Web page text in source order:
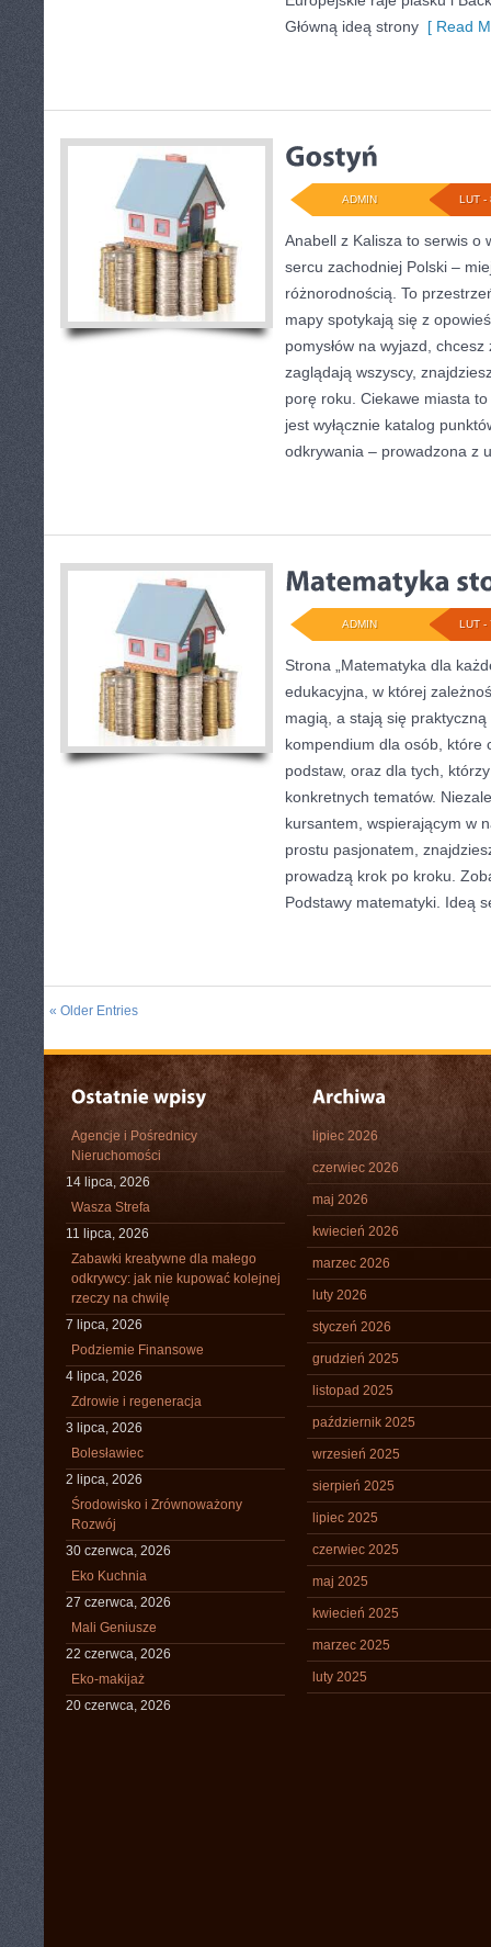
Główną ideą strony [ Read
LUT -
ADMIN
Anabell z Kalisza to serwis o
sercu zachodniej Polski –
różnorodnością. To
mapy spotykają się z
pomysłów na wyjazd,
zaglądają wszyscy,
porę roku. Ciekawe miasta
jest wyłącznie katalog
odkrywania – prowadzona z
LUT -
ADMIN
Strona „Matematyka dla
edukacyjna, w której
magią, a stają się
kompendium dla osób, które
podstaw, oraz dla tych,
konkretnych tematów.
kursantem, wspierającym w
prostu pasjonatem,
prowadzą krok po kroku.
Podstawy matematyki. Ideą
« Older Entries
Agencje i Pośrednicy
Nieruchomości
14 lipca, 2026
Wasza Strefa
11 lipca, 2026
Zabawki kreatywne dla małego
odkrywcy: jak nie kupować kolejnej
rzeczy na chwilę
7 lipca, 2026
Podziemie Finansowe
4 lipca, 2026
Zdrowie i regeneracja
3 lipca, 2026
Bolesławiec
2 lipca, 2026
Środowisko i Zrównoważony
Rozwój
30 czerwca, 2026
Eko Kuchnia
27 czerwca, 2026
Mali Geniusze
22 czerwca, 2026
Eko-makijaż
20 czerwca, 2026
lipiec 2026
czerwiec 2026
maj 2026
kwiecień 2026
marzec 2026
luty 2026
styczeń 2026
grudzień 2025
listopad 2025
październik 2025
wrzesień 2025
sierpień 2025
lipiec 2025
czerwiec 2025
maj 2025
kwiecień 2025
marzec 2025
luty 2025